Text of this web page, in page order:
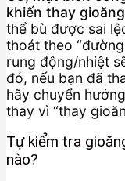
khiến thay
thể bù được sai
thoát theo
rung động/nhiệt
đó, nếu bạn đã
hãy chuyển
thay vì “thay
Tự kiểm tra
nào?